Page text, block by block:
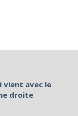
vient avec le
droite